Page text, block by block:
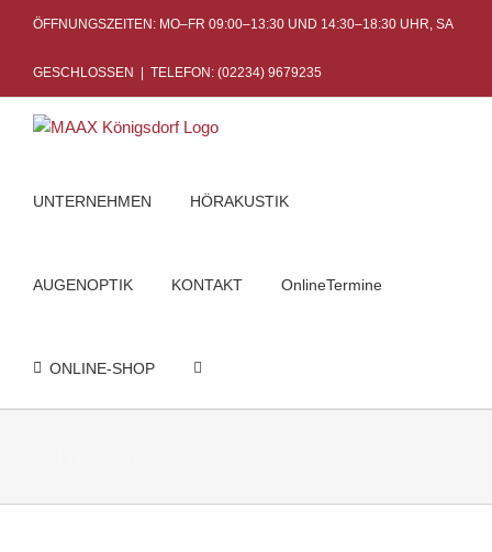
content
ÖFFNUNGSZEITEN: MO–FR 09:00–13:30 UND 14:30–18:30 UHR, SA
GESCHLOSSEN TELEFON: (02234) 9679235
UNTERNEHMEN HÖRAKUSTIK
AUGENOPTIK KONTAKT OnlineTermine
ONLINE-SHOP